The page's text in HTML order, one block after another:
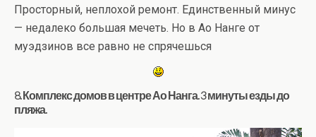
Просторный, неплохой ремонт. Единственный минус
— недалеко большая мечеть. Но в Ао Нанге от
муэдзинов все равно не спрячешься
8. Комплекс домов в центре Ао Нанга. 3 минуты езды до
пляжа.